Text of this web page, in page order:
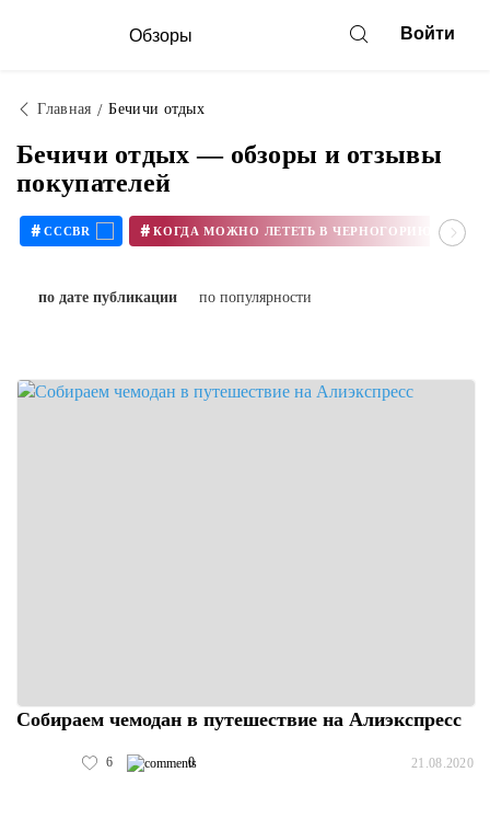
Обзоры Войти
Главная Бечичи отдых
Бечичи отдых — обзоры и отзывы
покупателей
# CCCBR # КОГДА МОЖНО ЛЕТЕТЬ В ЧЕРНОГОРИЮ В 2020
по дате публикации по популярности
Собираем чемодан в путешествие на Алиэкспресс
6 0 21.08.2020